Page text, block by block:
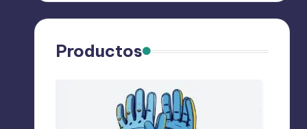
Productos